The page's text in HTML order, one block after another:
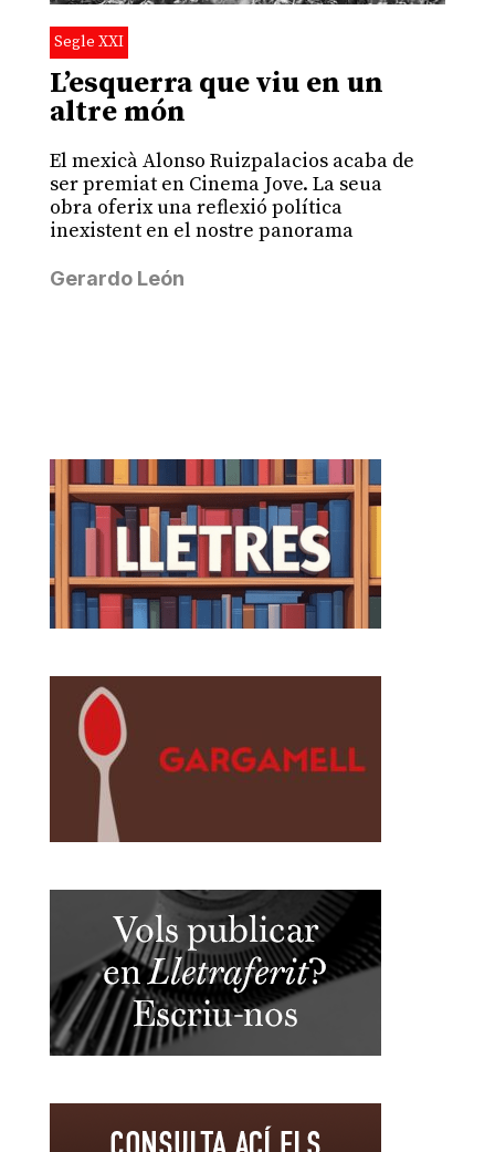
Segle XXI
L’esquerra que viu en un
altre món
El mexicà Alonso Ruizpalacios acaba de
ser premiat en Cinema Jove. La seua
obra oferix una reflexió política
inexistent en el nostre panorama
Gerardo León